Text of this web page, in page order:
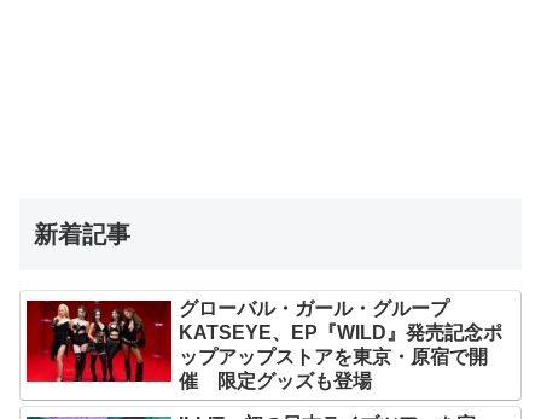
新着記事
グローバル・ガール・グループ
KATSEYE、EP『WILD』発売記念ポ
ップアップストアを東京・原宿で開
催 限定グッズも登場